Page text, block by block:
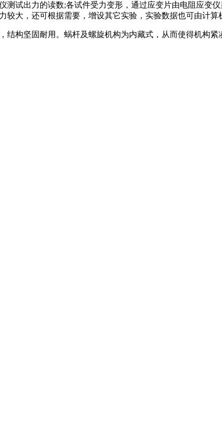
试出力的读数;各试件受力变形，通过应变片由电阻应变
大，还可根据需要，增设其它实验，实验数据也可由计算
坚固耐用。蜗杆及螺旋机构为内藏式，从而使得机构紧